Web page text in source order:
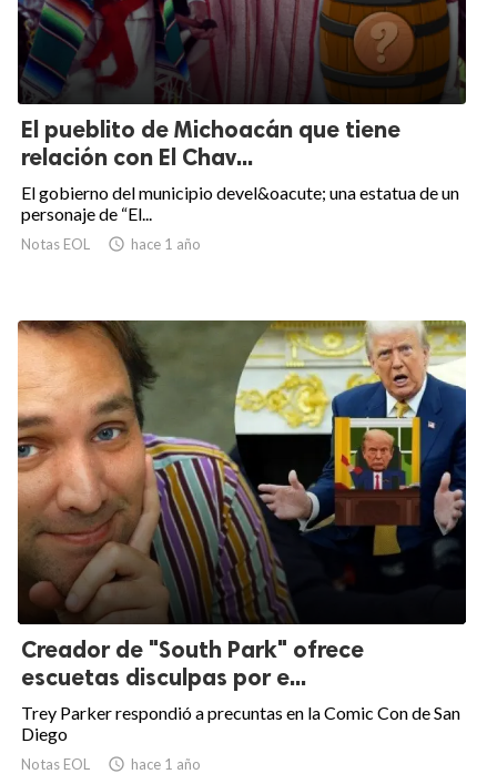
El pueblito de Michoacán que tiene
relación con El Chav...
El gobierno del municipio devel&oacute; una estatua de un
personaje de “El...
Notas EOL  hace 1 año
Creador de "South Park" ofrece
escuetas disculpas por e...
Trey Parker respondió a precuntas en la Comic Con de San
Diego
Notas EOL  hace 1 año